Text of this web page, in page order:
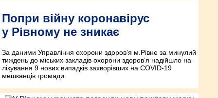
Попри війну коронавірус
у Рівному не зникає
За даними Управління охорони здоров’я м.Рівне за минулий
тиждень до міських закладів охорони здоров‘я надійшло на
лікування 9 нових випадків захворівших на COVID-19
мешканців громади.